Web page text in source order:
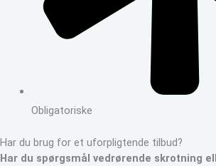
Obligatoriske
Har du brug for et uforpligtende tilbud?
Har du spørgsmål vedrørende skrotning